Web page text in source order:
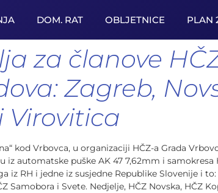
DOM. RAT OBLJETNICE PLAN
za članove
Zagreb,
Virovitica
kod Vrbovca, u organizaciji HČZ-a Grada
automatske puške AK 47 7,62mm i samokresa
iz RH i jedne iz susjedne Republike Slovenije i
Samobora i Svete. Nedjelje, HČZ Novska, HČZ